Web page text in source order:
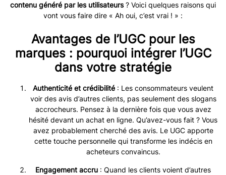
contenu généré par les utilisateurs? Voici quelques raisons qui
vont vous faire dire « Ah oui, c’est vrai ! » :
Avantages de l’UGC pour les
marques : pourquoi intégrer l’UGC
dans votre stratégie
Authenticité et crédibilité : Les consommateurs veulent
voir des avis d’autres clients, pas seulement des slogans
accrocheurs. Pensez à la dernière fois que vous avez
hésité devant un achat en ligne. Qu’avez-vous fait ? Vous
avez probablement cherché des avis. Le UGC apporte
cette touche personnelle qui transforme les indécis en
acheteurs convaincus.
Engagement accru : Quand les clients voient d’autres